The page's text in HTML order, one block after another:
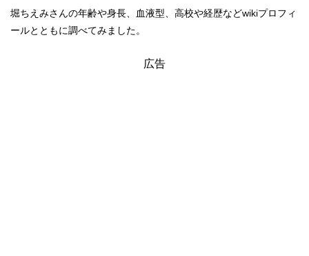
堀ちえみさんの年齢や身長、血液型、高校や経歴などwikiプロフィ
ールとともに調べてみました。
広告